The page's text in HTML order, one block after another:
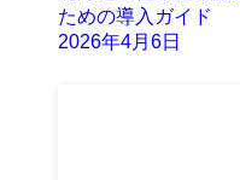
ための導入ガイド
2026年4月6日